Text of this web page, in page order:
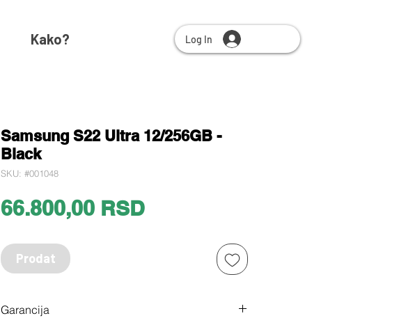
Kako? Log In
Samsung S22 Ultra 12/256GB -
Black
SKU: #001048
66.800,00 RSDPrice
Prodat
Garancija